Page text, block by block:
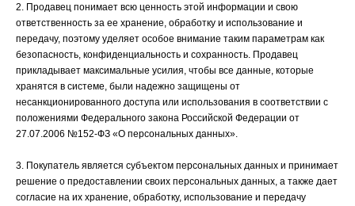
2. Продавец понимает всю ценность этой информации и свою
ответственность за ее хранение, обработку и использование и
передачу, поэтому уделяет особое внимание таким параметрам как
безопасность, конфиденциальность и сохранность. Продавец
прикладывает максимальные усилия, чтобы все данные, которые
хранятся в системе, были надежно защищены от
несанкционированного доступа или использования в соответствии с
положениями Федерального закона Российской Федерации от
27.07.2006 №152-ФЗ «О персональных данных».
3. Покупатель является субъектом персональных данных и принимает
решение о предоставлении своих персональных данных, а также дает
согласие на их хранение, обработку, использование и передачу